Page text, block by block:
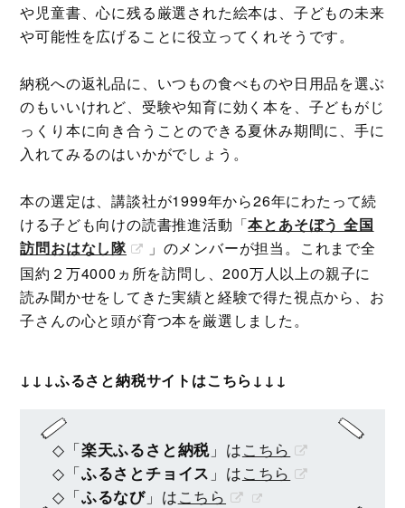
や児童書、心に残る厳選された絵本は、子どもの未来
や可能性を広げることに役立ってくれそうです。
納税への返礼品に、いつもの食べものや日用品を選ぶ
のもいいけれど、受験や知育に効く本を、子どもがじ
っくり本に向き合うことのできる夏休み期間に、手に
入れてみるのはいかがでしょう。
本の選定は、講談社が1999年から26年にわたって続
ける子ども向けの読書推進活動「本とあそぼう 全国
訪問おはなし隊
」のメンバーが担当。これまで全
国約２万4000ヵ所を訪問し、200万人以上の親子に
読み聞かせをしてきた実績と経験で得た視点から、お
子さんの心と頭が育つ本を厳選しました。
↓↓↓ふるさと納税サイトはこちら↓↓↓
◇「楽天ふるさと納税 」はこちら
◇「ふるさとチョイス 」はこちら
◇「ふるなび 」はこちら